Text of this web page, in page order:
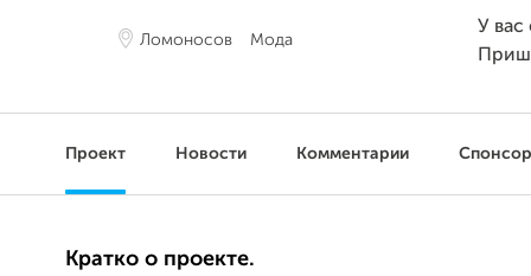
Ломоносов Мода
У вас
Проект Новости Комментарии
Кратко о проекте.